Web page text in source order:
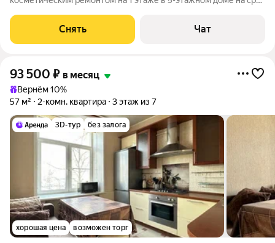
Стиральная машина Холодильник Посудомоечная машина
Микроволновка Дом - кирпичный,
Снять Чат
93 500 ₽ в месяц
Вернём 10%
57 м²
2-комн. квартира 3 этаж из 7
3D-тур без залога
хорошая цена возможен торг